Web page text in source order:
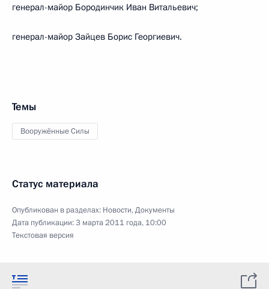
генерал-майор Бородинчик Иван Витальевич;
генерал-майор Зайцев Борис Георгиевич.
Темы
Вооружённые Силы
Статус материала
Опубликован в разделах: Новости,Документы
Дата публикации:3 марта 2011 года, 10:00
Текстовая версия